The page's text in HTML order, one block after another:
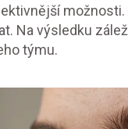
Na výsledku
týmu.